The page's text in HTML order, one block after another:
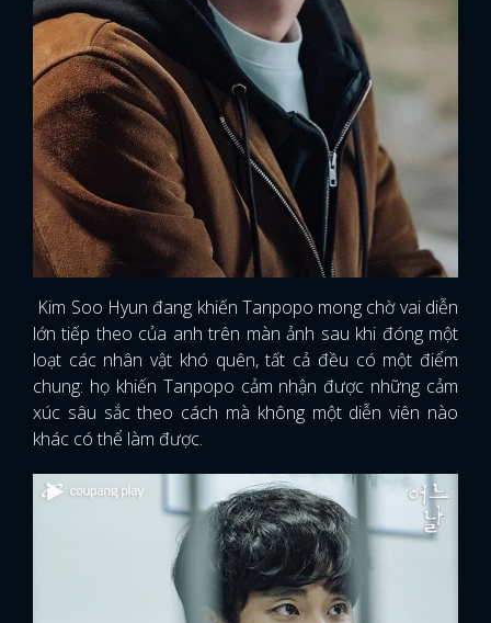
Kim Soo Hyun đang khiến Tanpopo mong chờ vai diễn
lớn tiếp theo của anh trên màn ảnh sau khi đóng một
loạt các nhân vật khó quên, tất cả đều có một điểm
chung: họ khiến Tanpopo cảm nhận được những cảm
xúc sâu sắc theo cách mà không một diễn viên nào
khác có thể làm được.